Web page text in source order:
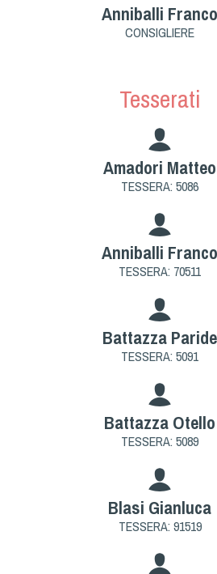
Anniballi
CONSIGLIERE
Tesserati
Amadori Matteo
TESSERA: 5086
Anniballi
TESSERA: 70511
Battazza Paride
TESSERA: 5091
Battazza Otello
TESSERA: 5089
Blasi Gianluca
TESSERA: 91519